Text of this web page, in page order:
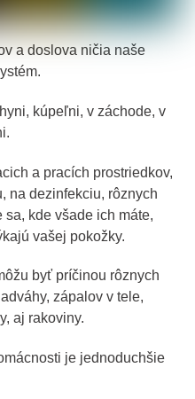
a doslova ničia naše
kúpeľni, v záchode, v
a pracích prostriedkov,
na dezinfekciu, rôznych
kde všade ich máte,
vašej pokožky.
byť príčinou rôznych
zápalov v tele,
aj rakoviny.
je jednoduchšie